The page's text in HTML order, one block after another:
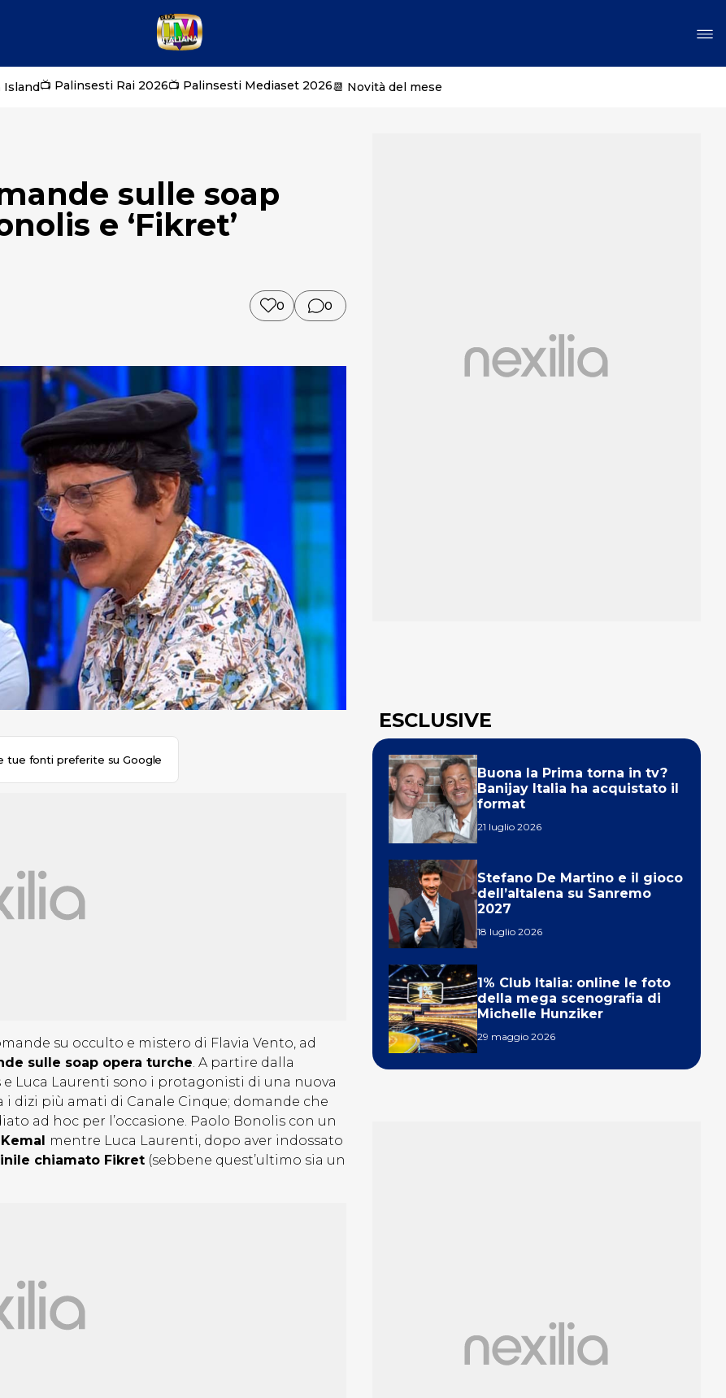
Island📺 Palinsesti Rai 2026📺 Palinsesti Mediaset 2026📆 Novità del mese
sulle soap
e ‘Fikret’
0 0
tue fonti preferite su Google
su occulto e mistero di Flavia Vento, ad
sulle soap opera turche. A partire dalla
Luca Laurenti sono i protagonisti di una nuova
dizi più amati di Canale Cinque; domande che
ad hoc per l’occasione. Paolo Bonolis con un
Kemal mentre Luca Laurenti, dopo aver indossato
chiamato Fikret (sebbene quest’ultimo sia un
ESCLUSIVE
Buona la Prima torna in tv?
Banijay Italia ha acquistato il
format
21 luglio 2026
Stefano De Martino e il gioco
dell’altalena su Sanremo
2027
18 luglio 2026
1% Club Italia: online le foto
della mega scenografia di
Michelle Hunziker
29 maggio 2026